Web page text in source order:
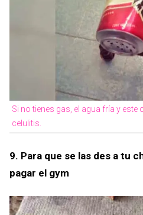
Si no tienes gas, el agua fría y
celulitis.
9. Para que se las des a tu
pagar el gym